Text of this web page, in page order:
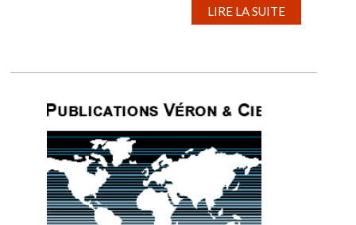
Indonésie - la deuxième plus grande mine au...
LIRE LA SUITE